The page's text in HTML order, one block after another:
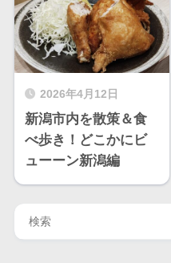
2026年4月12日
新潟市内を散策＆食
べ歩き！どこかにビ
ューーン新潟編